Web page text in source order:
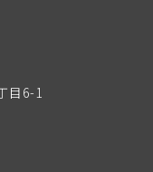
目6-1